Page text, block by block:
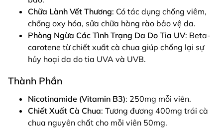
Chữa Lành Vết Thương: Có tác dụng chống viêm,
chống oxy hóa, sửa chữa hàng rào bảo vệ da.
Phòng Ngừa Các Tình Trạng Da Do Tia UV: Beta-
carotene từ chiết xuất cà chua giúp chống lại sự
hủy hoại da do tia UVA và UVB.
Thành Phần
Nicotinamide (Vitamin B3): 250mg mỗi viên.
Chiết Xuất Cà Chua: Tương đương 400mg trái cà
chua nguyên chất cho mỗi viên 50mg.